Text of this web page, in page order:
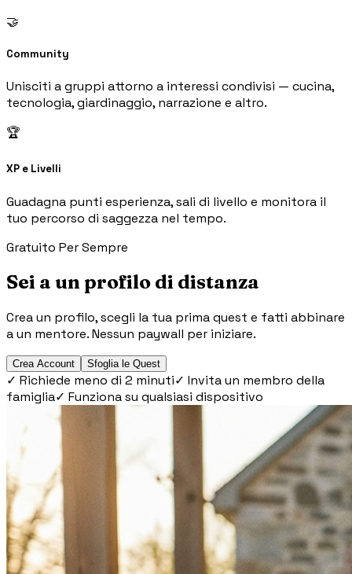
🤝
Community
Unisciti a gruppi attorno a interessi condivisi — cucina,
tecnologia, giardinaggio, narrazione e altro.
🏆
XP e Livelli
Guadagna punti esperienza, sali di livello e monitora il
tuo percorso di saggezza nel tempo.
Gratuito Per Sempre
Sei a un profilo di distanza
Crea un profilo, scegli la tua prima quest e fatti abbinare
a un mentore. Nessun paywall per iniziare.
Crea Account Sfoglia le Quest
✓ Richiede meno di 2 minuti✓ Invita un membro della
famiglia✓ Funziona su qualsiasi dispositivo